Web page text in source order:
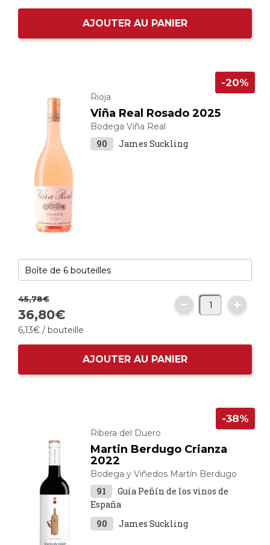
AJOUTER AU PANIER
Rioja
Viña Real Rosado 2025
Bodega Viña Real
90 James Suckling
-20%
45,78€
36,80€
6,13€ / bouteille
AJOUTER AU PANIER
Ribera del Duero
Martin Berdugo Crianza
2022
Bodega y Viñedos Martín Berdugo
91
Guía Peñín de los vinos de
España
90
James Suckling
-38%